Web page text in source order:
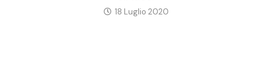
18 Luglio 2020